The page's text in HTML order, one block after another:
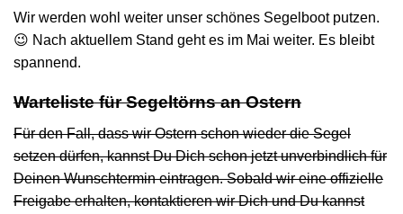
Wir werden wohl weiter unser schönes Segelboot putzen.
😉 Nach aktuellem Stand geht es im Mai weiter. Es bleibt
spannend.
Warteliste für Segeltörns an Ostern
Für den Fall, dass wir Ostern schon wieder die Segel
setzen dürfen, kannst Du Dich schon jetzt unverbindlich für
Deinen Wunschtermin eintragen. Sobald wir eine offizielle
Freigabe erhalten, kontaktieren wir Dich und Du kannst